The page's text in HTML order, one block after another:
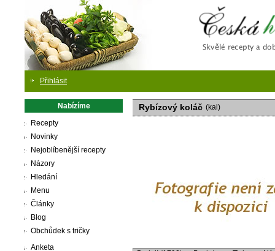
Přihlásit
Nabízíme
Recepty
Novinky
Nejoblíbenější recepty
Názory
Hledání
Menu
Články
Blog
Obchůdek s tričky
Anketa
Rybízový koláč (kal)